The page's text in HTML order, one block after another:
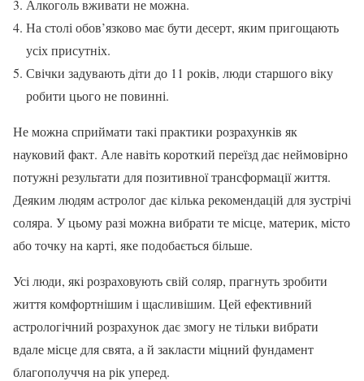
Алкоголь вживати не можна.
На столі обов’язково має бути десерт, яким пригощають
усіх присутніх.
Свічки задувають діти до 11 років, люди старшого віку
робити цього не повинні.
Не можна сприймати такі практики розрахунків як
науковий факт. Але навіть короткий переїзд дає неймовірно
потужні результати для позитивної трансформації життя.
Деяким людям астролог дає кілька рекомендацій для зустрічі
соляра. У цьому разі можна вибрати те місце, материк, місто
або точку на карті, яке подобається більше.
Усі люди, які розраховують свій соляр, прагнуть зробити
життя комфортнішим і щасливішим. Цей ефективний
астрологічний розрахунок дає змогу не тільки вибрати
вдале місце для свята, а й закласти міцний фундамент
благополуччя на рік уперед.